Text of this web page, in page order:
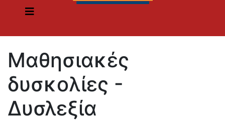
Μαθησιακές
δυσκολίες -
Δυσλεξία